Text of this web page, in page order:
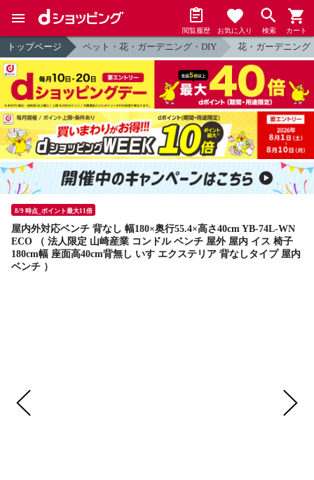
閲覧履歴 お気に入り 検索 カート
トップページ ペット・花・ガーデニング・DIY 花・ガーデニング
8/9 時点_ポイント最大11倍
屋内外対応ベンチ 背なし 幅180×奥行55.4×高さ40cm YB-74L-WN
ECO （ 法人限定 山崎産業 コンドル ベンチ 屋外 屋内 イス 椅子
180cm幅 座面高40cm背無し いす エクステリア 背なしタイプ 屋内
ベンチ ）